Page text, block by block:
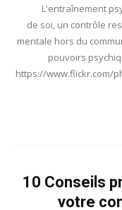
L'entraînement
de soi, un contrôle
mentale hors du
pouvoirs
https://www.flickr.com/
10 Conseils
votre